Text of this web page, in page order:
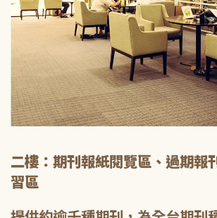
二樓：期刊報紙閱覽區、過期報
習區